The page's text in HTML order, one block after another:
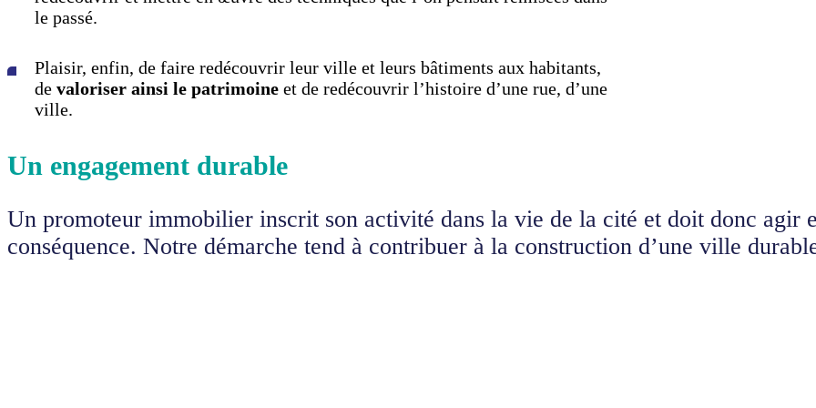
le passé.
Plaisir, enfin, de faire redécouvrir leur ville et leurs bâtiments aux habitants,
de valoriser ainsi le patrimoine et de redécouvrir l’histoire d’une rue, d’une
ville.
Un engagement durable
Un promoteur immobilier inscrit son activité dans la vie de la cité et doit donc agir
conséquence. Notre démarche tend à contribuer à la construction d’une ville